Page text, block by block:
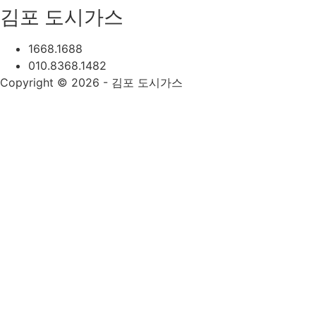
김포 도시가스
1668.1688
010.8368.1482
Copyright © 2026 - 김포 도시가스